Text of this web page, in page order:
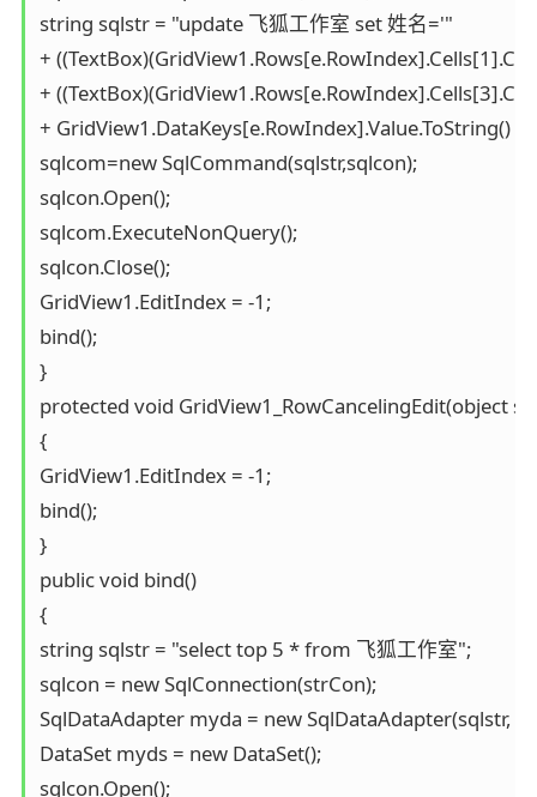
string sqlstr = "update 飞狐工作室 set 姓名='"
+
+
+ GridView1.DataKeys[e.RowIndex].Value.ToString() +
sqlcom=new SqlCommand(sqlstr,sqlcon);
sqlcon.Open();
sqlcom.ExecuteNonQuery();
sqlcon.Close();
GridView1.EditIndex = -1;
bind();
}
protected void GridView1_RowCancelingEdit(object
{
GridView1.EditIndex = -1;
bind();
}
public void bind()
{
string sqlstr = "select top 5 * from 飞狐工作室";
sqlcon = new SqlConnection(strCon);
SqlDataAdapter myda = new SqlDataAdapter(sqlstr,
DataSet myds = new DataSet();
sqlcon.Open();